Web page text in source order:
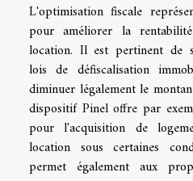
L'optimisation fiscale
pour améliorer la
location. Il est pertinent de
lois de défiscalisation
diminuer légalement le
dispositif Pinel offre par
pour l'acquisition de
location sous certaines
permet également aux